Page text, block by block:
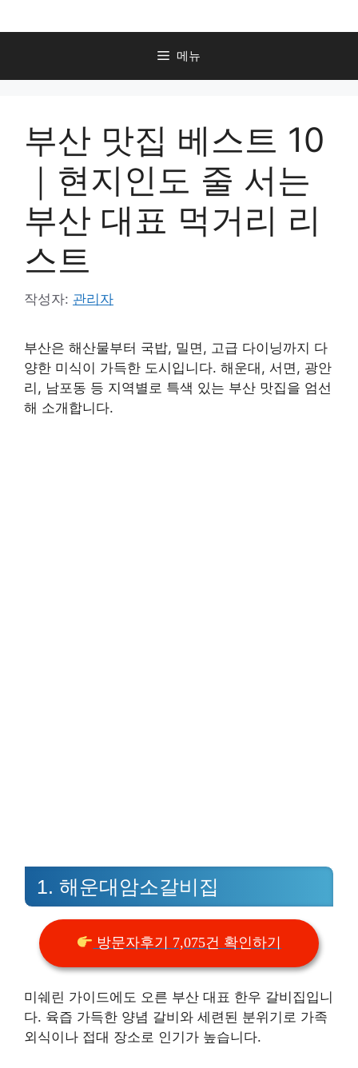
텐
메뉴
부산 맛집 베스트 10
｜현지인도 줄 서는
부산 대표 먹거리 리
스트
작성자: 관리자
부산은 해산물부터 국밥, 밀면, 고급 다이닝까지 다
양한 미식이 가득한 도시입니다. 해운대, 서면, 광안
리, 남포동 등 지역별로 특색 있는 부산 맛집을 엄선
해 소개합니다.
1. 해운대암소갈비집
방문자후기 7,075건 확인하기
미쉐린 가이드에도 오른 부산 대표 한우 갈비집입니
다. 육즙 가득한 양념 갈비와 세련된 분위기로 가족
외식이나 접대 장소로 인기가 높습니다.